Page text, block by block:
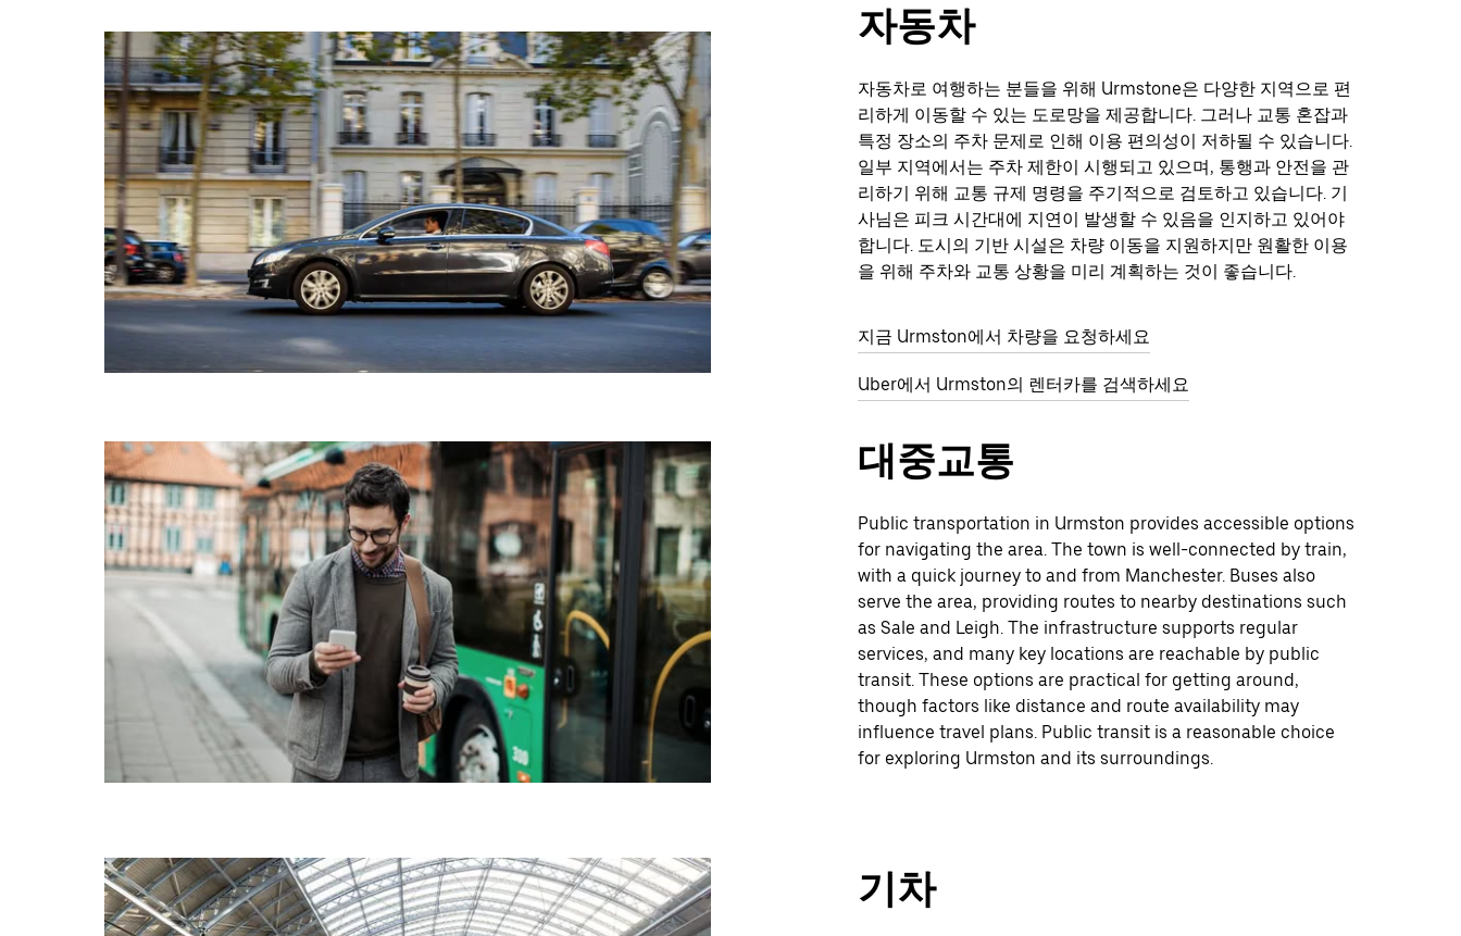
자동차
자동차로 여행하는 분들을 위해 Urmstone은 다양한 지역으로 편
리하게 이동할 수 있는 도로망을 제공합니다. 그러나 교통 혼잡과
특정 장소의 주차 문제로 인해 이용 편의성이 저하될 수 있습니다.
일부 지역에서는 주차 제한이 시행되고 있으며, 통행과 안전을 관
리하기 위해 교통 규제 명령을 주기적으로 검토하고 있습니다. 기
사님은 피크 시간대에 지연이 발생할 수 있음을 인지하고 있어야
합니다. 도시의 기반 시설은 차량 이동을 지원하지만 원활한 이용
을 위해 주차와 교통 상황을 미리 계획하는 것이 좋습니다.
지금 Urmston에서 차량을 요청하세요
Uber에서 Urmston의 렌터카를 검색하세요
대중교통
Public transportation in Urmston provides accessible options
for navigating the area. The town is well-connected by train,
with a quick journey to and from Manchester. Buses also
serve the area, providing routes to nearby destinations such
as Sale and Leigh. The infrastructure supports regular
services, and many key locations are reachable by public
transit. These options are practical for getting around,
though factors like distance and route availability may
influence travel plans. Public transit is a reasonable choice
for exploring Urmston and its surroundings.
기차